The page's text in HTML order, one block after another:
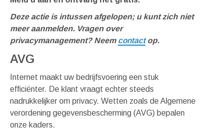
Deze actie is intussen afgelopen; u kunt zich niet
meer aanmelden. Vragen over
privacymanagement? Neem contactop.
AVG
Internet maakt uw bedrijfsvoering een stuk
efficiënter. De klant vraagt echter steeds
nadrukkelijker om privacy. Wetten zoals de Algemene
verordening gegevensbescherming (AVG) bepalen
onze kaders.